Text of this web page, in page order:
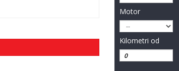
Motor
Kilometri od